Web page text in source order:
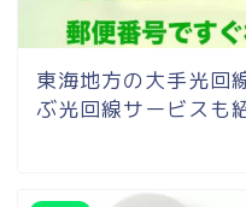
東海地方の大手光回
ぶ光回線サービスも